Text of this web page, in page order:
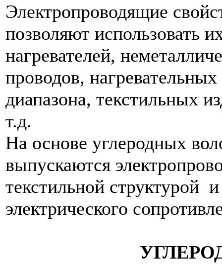
Электропроводящие
позволяют использовать
нагревателей,
проводов,
диапазона, текстильных
т.д.
На основе углеродных
выпускаются
текстильной структурой
электрического